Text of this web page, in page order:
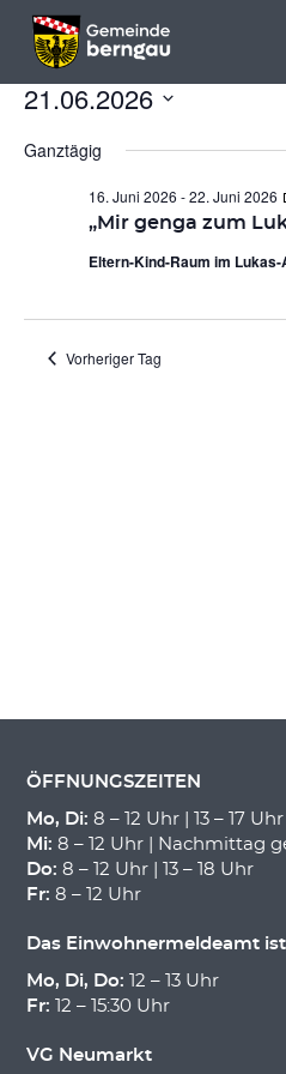
Menü überspringen
Menü überspringen
FÜR
JUNI
21.06.2026
wählen.
Ganztägig
„Mir genga zum
16. Juni 2026 -22. Juni 2026
Eltern-Kind-Raum im Lukas-
Vorheriger Tag
ÖFFNUNGSZEITEN
Mo, Di: 8 – 12 Uhr | 13 – 17 Uhr
Mi: 8 – 12 Uhr | Nachmittag
Do: 8 – 12 Uhr | 13 – 18 Uhr
Fr: 8 – 12 Uhr
Das Einwohnermeldeamt
Mo, Di, Do: 12 – 13 Uhr
Fr: 12 – 15:30 Uhr
VG Neumarkt